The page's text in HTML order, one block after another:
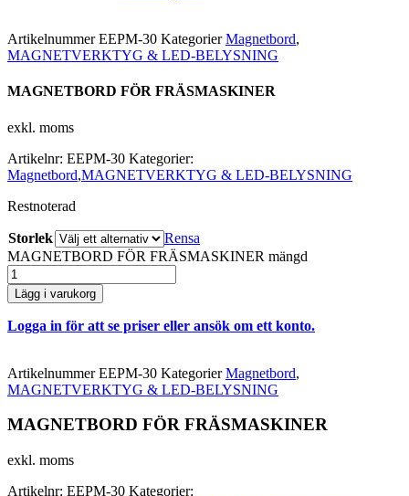
ArtikelnummerEEPM-30 Kategorier Magnetbord,
MAGNETVERKTYG & LED-BELYSNING
MAGNETBORD FÖR FRÄSMASKINER
exkl. moms
Artikelnr: EEPM-30 Kategorier:
Magnetbord,MAGNETVERKTYG & LED-BELYSNING
Restnoterad
Storlek
Rensa
MAGNETBORD FÖR FRÄSMASKINER mängd
Lägg i varukorg
Logga in för att se priser eller ansök om ett konto.
ArtikelnummerEEPM-30 Kategorier Magnetbord,
MAGNETVERKTYG & LED-BELYSNING
MAGNETBORD FÖR FRÄSMASKINER
exkl. moms
Artikelnr: EEPM-30 Kategorier: